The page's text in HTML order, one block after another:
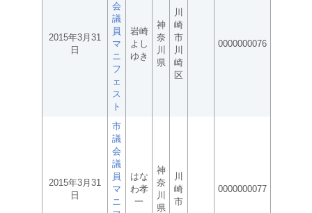
2015年3月31
日
会
議
員
マ
ニ
フ
ェ
ス
ト
岩崎
よし
ゆき
神
奈
川
県
川
崎
市
川
崎
区
0000000076
2015年3月31
日
市
議
会
議
員
マ
ニ
はな
わ孝
一
神
奈
川
県
川
崎
市
0000000077